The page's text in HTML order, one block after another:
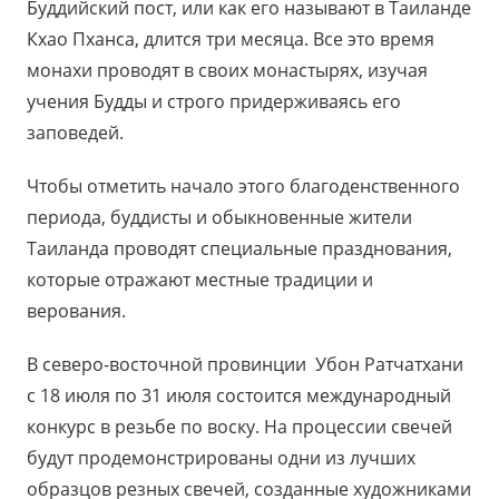
Буддийский пост, или как его называют в Таиланде
Кхао Пханса, длится три месяца. Все это время
монахи проводят в своих монастырях, изучая
учения Будды и строго придерживаясь его
заповедей.
Чтобы отметить начало этого благоденственного
периода, буддисты и обыкновенные жители
Таиланда проводят специальные празднования,
которые отражают местные традиции и
верования.
В северо-восточной провинции Убон Ратчатхани
с 18 июля по 31 июля состоится международный
конкурс в резьбе по воску. На процессии свечей
будут продемонстрированы одни из лучших
образцов резных свечей, созданные художниками